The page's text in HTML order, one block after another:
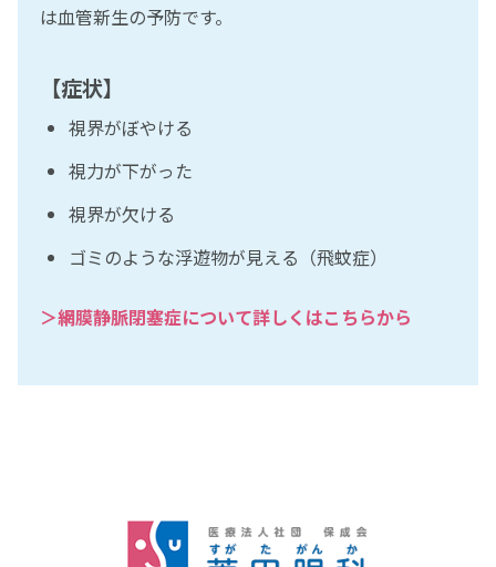
は血管新生の予防です。
【症状】
視界がぼやける
視力が下がった
視界が欠ける
ゴミのような浮遊物が見える（飛蚊症）
＞網膜静脈閉塞症について詳しくはこちらから